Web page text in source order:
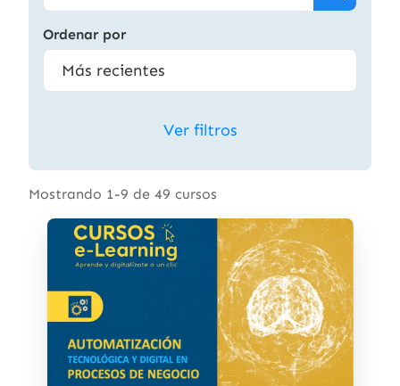
Ordenar por
Ver filtros
Mostrando 1-9 de 49 cursos